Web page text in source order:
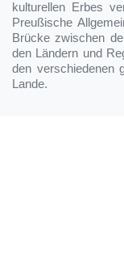
kulturellen Erbes
Preußische
Brücke zwischen
den Ländern und
den verschiedenen
Lande.